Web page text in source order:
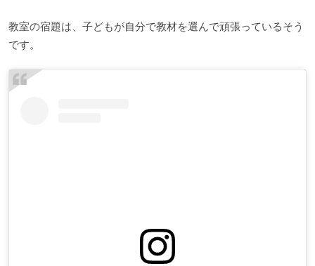
教室の宿題は、子どもが自分で教材を選んで頑張っているそう
です。